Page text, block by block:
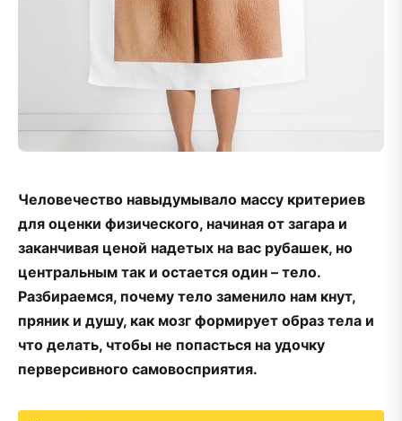
Человечество навыдумывало массу критериев
для оценки физического, начиная от загара и
заканчивая ценой надетых на вас рубашек, но
центральным так и остается один – тело.
Разбираемся, почему тело заменило нам кнут,
пряник и душу, как мозг формирует образ тела и
что делать, чтобы не попасться на удочку
перверсивного самовосприятия.